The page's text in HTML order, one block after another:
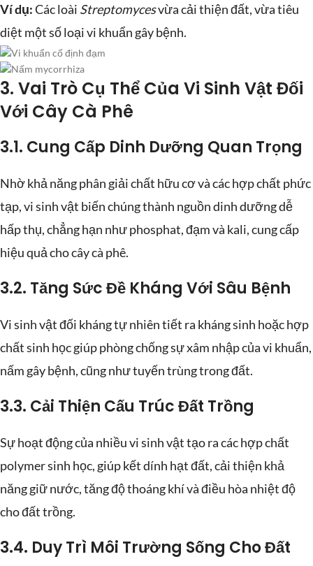
Ví dụ:Các loài Streptomycesvừa cải thiện đất, vừa tiêu
diệt một số loại vi khuẩn gây bệnh.
3. Vai Trò Cụ Thể Của Vi Sinh Vật Đối
Với Cây Cà Phê
3.1. Cung Cấp Dinh Dưỡng Quan Trọng
Nhờ khả năng phân giải chất hữu cơ và các hợp chất phức
tạp, vi sinh vật biến chúng thành nguồn dinh dưỡng dễ
hấp thụ, chẳng hạn như phosphat, đạm và kali, cung cấp
hiệu quả cho cây cà phê.
3.2. Tăng Sức Đề Kháng Với Sâu Bệnh
Vi sinh vật đối kháng tự nhiên tiết ra kháng sinh hoặc hợp
chất sinh học giúp phòng chống sự xâm nhập của vi khuẩn,
nấm gây bệnh, cũng như tuyến trùng trong đất.
3.3. Cải Thiện Cấu Trúc Đất Trồng
Sự hoạt động của nhiều vi sinh vật tạo ra các hợp chất
polymer sinh học, giúp kết dính hạt đất, cải thiện khả
năng giữ nước, tăng độ thoáng khí và điều hòa nhiệt độ
cho đất trồng.
3.4. Duy Trì Môi Trường Sống Cho Đất